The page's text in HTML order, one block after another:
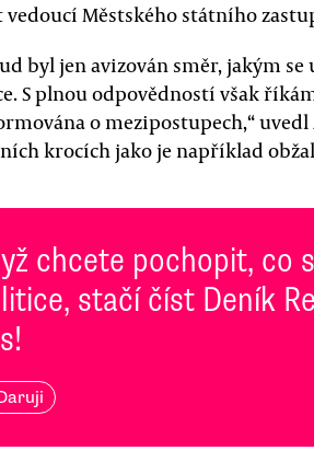
vedoucí Městského státního
byl jen avizován směr, jakým
S plnou odpovědností však
o mezipostupech,“
krocích jako je například
chcete pochopit, co
stačí číst Deník